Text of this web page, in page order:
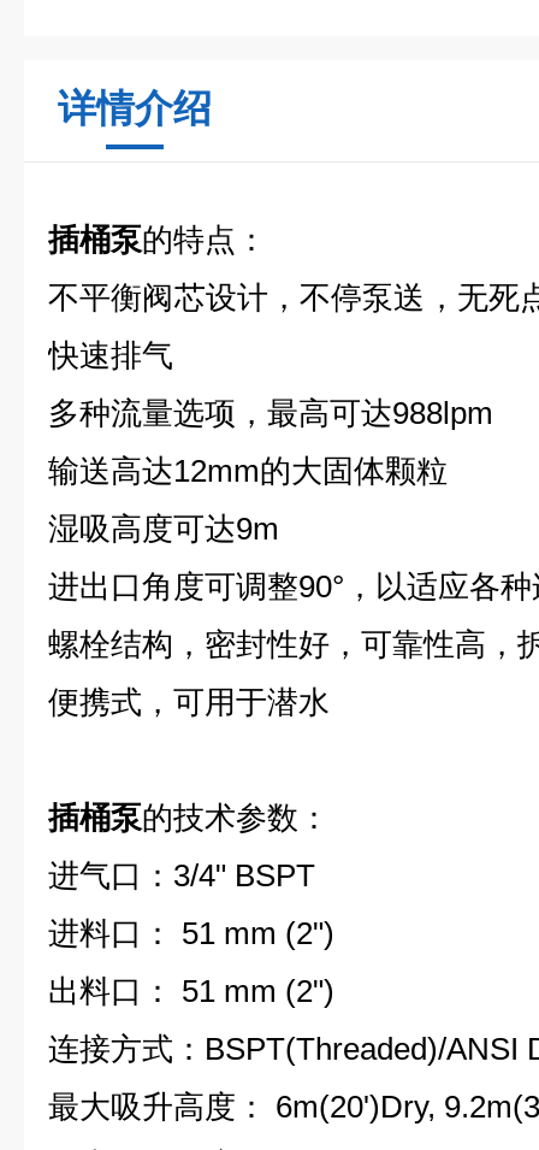
详情介绍
插桶泵的特点：
不平衡阀芯设计，不停泵送，无死
快速排气
多种流量选项，最高可达988lpm
输送高达12mm的大固体颗粒
湿吸高度可达9m
进出口角度可调整90°，以适应各
螺栓结构，密封性好，可靠性高，
便携式，可用于潜水
插桶泵的技术参数：
进气口：3/4" BSPT
进料口： 51 mm (2")
出料口： 51 mm (2")
连接方式：BSPT(Threaded)/ANSI
最大吸升高度： 6m(20')Dry,